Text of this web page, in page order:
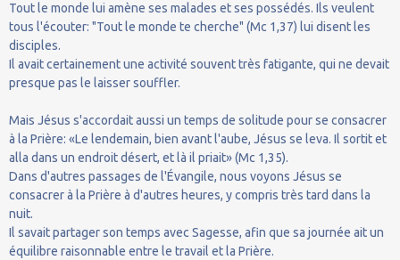
Tout le monde lui amène ses malades et ses possédés. Ils veulent
tous l'écouter: "Tout le monde te cherche" (Mc 1,37) lui disent les
disciples.
Il avait certainement une activité souvent très fatigante, qui ne devait
presque pas le laisser souffler.
Mais Jésus s'accordait aussi un temps de solitude pour se consacrer
à la Prière: «Le lendemain, bien avant l'aube, Jésus se leva. Il sortit et
alla dans un endroit désert, et là il priait» (Mc 1,35).
Dans d'autres passages de l'Évangile, nous voyons Jésus se
consacrer à la Prière à d'autres heures, y compris très tard dans la
nuit.
Il savait partager son temps avec Sagesse, afin que sa journée ait un
équilibre raisonnable entre le travail et la Prière.